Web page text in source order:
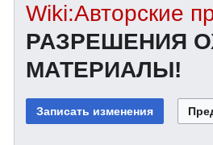
Wiki:Авторские
РАЗРЕШЕНИЯ
МАТЕРИАЛЫ!